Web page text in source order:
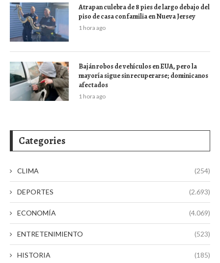
Atrapan culebra de 8 pies de largo debajo del
piso de casa con familia en Nueva Jersey
1 hora ago
Baján robos de vehículos en EUA, pero la
mayoría sigue sin recuperarse; dominicanos
afectados
1 hora ago
Categories
CLIMA (254)
DEPORTES (2.693)
ECONOMÍA (4.069)
ENTRETENIMIENTO (523)
HISTORIA (185)